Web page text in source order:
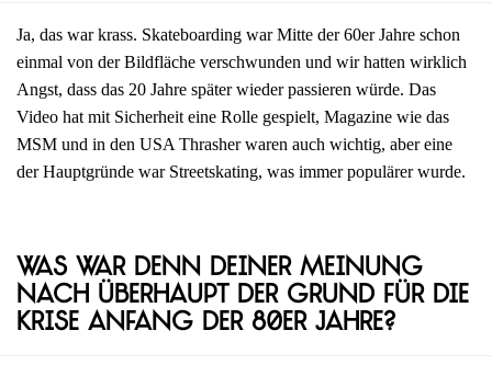
Ja, das war krass. Skateboarding war Mitte der 60er Jahre schon
einmal von der Bildfläche verschwunden und wir hatten wirklich
Angst, dass das 20 Jahre später wieder passieren würde. Das
Video hat mit Sicherheit eine Rolle gespielt, Magazine wie das
MSM und in den USA Thrasher waren auch wichtig, aber eine
der Hauptgründe war Streetskating, was immer populärer wurde.
Was war denn deiner Meinung
nach überhaupt der Grund für die
Krise Anfang der 80er Jahre?